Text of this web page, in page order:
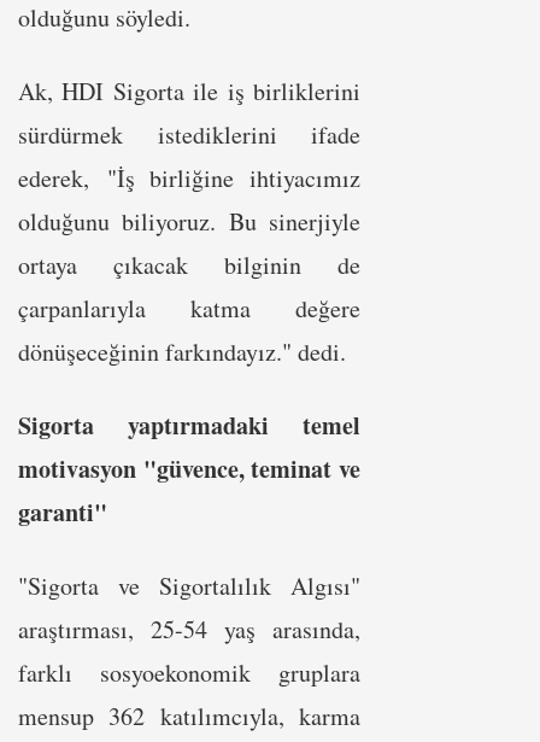
olduğunu söyledi.
Ak, HDI Sigorta ile iş birliklerini
sürdürmek istediklerini ifade
ederek, "İş birliğine ihtiyacımız
olduğunu biliyoruz. Bu sinerjiyle
ortaya çıkacak bilginin de
çarpanlarıyla katma değere
dönüşeceğinin farkındayız." dedi.
Sigorta yaptırmadaki temel
motivasyon "güvence, teminat ve
garanti"
"Sigorta ve Sigortalılık Algısı"
araştırması, 25-54 yaş arasında,
farklı sosyoekonomik gruplara
mensup 362 katılımcıyla, karma